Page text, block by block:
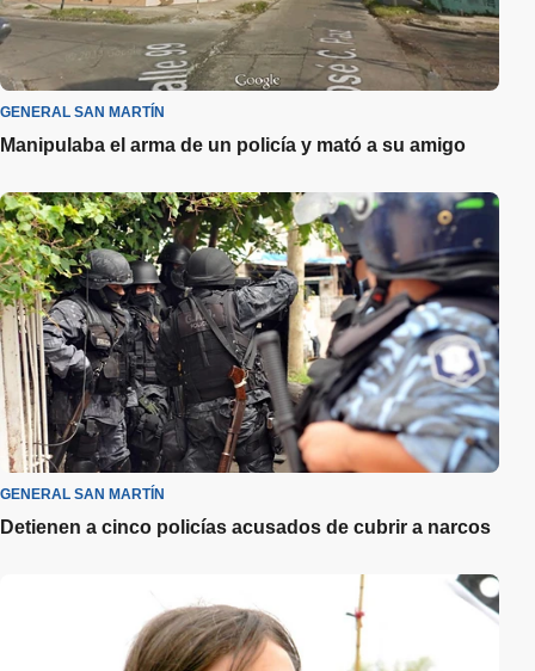
GENERAL SAN MARTÍN
Manipulaba el arma de un policía y mató a su amigo
GENERAL SAN MARTÍN
Detienen a cinco policías acusados de cubrir a narcos